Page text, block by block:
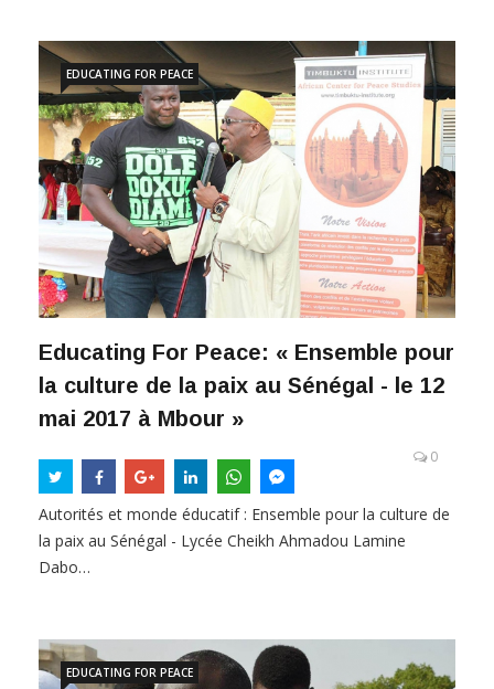
EDUCATING FOR PEACE
Educating For Peace: « Ensemble pour
la culture de la paix au Sénégal - le 12
mai 2017 à Mbour »
0
Autorités et monde éducatif : Ensemble pour la culture de
la paix au Sénégal - Lycée Cheikh Ahmadou Lamine
Dabo…
EDUCATING FOR PEACE